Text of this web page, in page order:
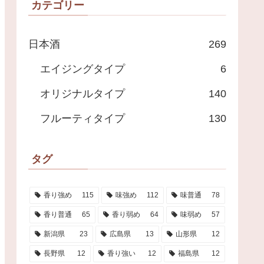
カテゴリー
日本酒 269
エイジングタイプ 6
オリジナルタイプ 140
フルーティタイプ 130
タグ
香り強め 115 味強め 112 味普通 78
香り普通 65 香り弱め 64 味弱め 57
新潟県 23 広島県 13 山形県 12
長野県 12 香り強い 12 福島県 12